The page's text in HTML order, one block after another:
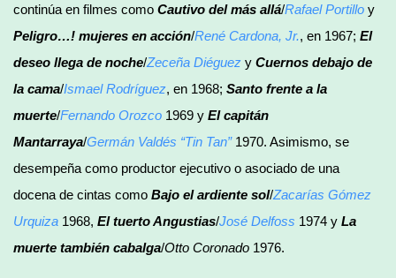
continúa en filmes como Cautivo del más allá/Rafael Portillo y
Peligro…! mujeres en acción/René Cardona, Jr., en 1967; El
deseo llega de noche/Zeceña Diéguez y Cuernos debajo de
la cama/Ismael Rodríguez, en 1968; Santo frente a la
muerte/Fernando Orozco 1969 y El capitán
Mantarraya/Germán Valdés “Tin Tan”1970. Asimismo, se
desempeña como productor ejecutivo o asociado de una
docena de cintas como Bajo el ardiente sol/Zacarías Gómez
Urquiza 1968, El tuerto Angustias/José Delfoss 1974 y La
muerte también cabalga/Otto Coronado 1976.